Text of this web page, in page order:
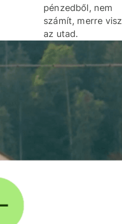
pénzedből, nem
számít, merre visz
az utad.